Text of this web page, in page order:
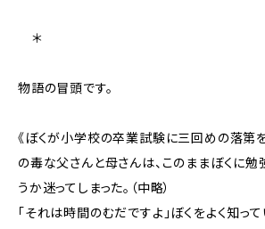
＊
物語の冒頭です。
《ぼくが小学校の卒業試験に三回めの落第を
の毒な父さんと母さんは、このままぼくに
うか迷ってしまった。（中略）
「それは時間のむだですよ」ぼくをよく知っ